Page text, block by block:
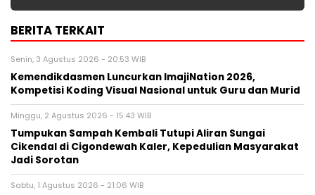
BERITA TERKAIT
Senin, 3 Agustus 2026 - 20:53 WIB
Kemendikdasmen Luncurkan ImajiNation 2026,
Kompetisi Koding Visual Nasional untuk Guru dan Murid
Minggu, 2 Agustus 2026 - 15:43 WIB
Tumpukan Sampah Kembali Tutupi Aliran Sungai
Cikendal di Cigondewah Kaler, Kepedulian Masyarakat
Jadi Sorotan
Sabtu, 1 Agustus 2026 - 21:06 WIB